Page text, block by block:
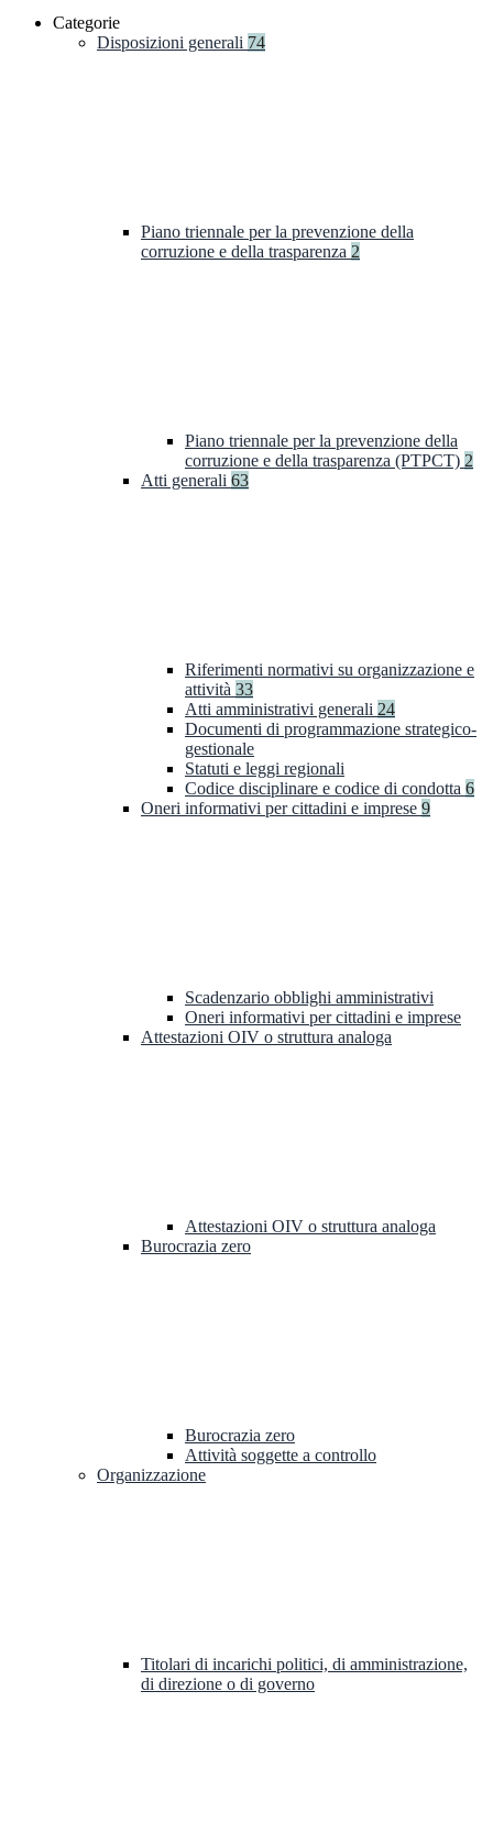
Categorie
Disposizioni generali 74
Piano triennale per la prevenzione della
corruzione e della trasparenza 2
Piano triennale per la prevenzione della
corruzione e della trasparenza (PTPCT) 2
Atti generali 63
Riferimenti normativi su organizzazione e
attività 33
Atti amministrativi generali 24
Documenti di programmazione strategico-
gestionale
Statuti e leggi regionali
Codice disciplinare e codice di condotta 6
Oneri informativi per cittadini e imprese 9
Scadenzario obblighi amministrativi
Oneri informativi per cittadini e imprese
Attestazioni OIV o struttura analoga
Attestazioni OIV o struttura analoga
Burocrazia zero
Burocrazia zero
Attività soggette a controllo
Organizzazione
Titolari di incarichi politici, di amministrazione,
di direzione o di governo